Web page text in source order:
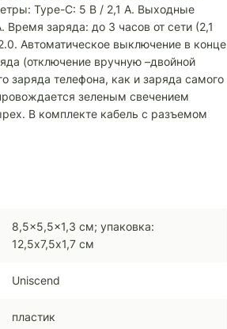
Type-C: 5 B / 2,1 A. Выходные
заряда: до 3 часов от сети (2,1
Автоматическое выключение в конце
(отключение вручную –двойной
заряда телефона, как и заряда самого
зеленым свечением
В комплекте кабель с разъемом
8,5x5,5x1,3 см; упаковка:
12,5х7,5х1,7 см
Uniscend
пластик